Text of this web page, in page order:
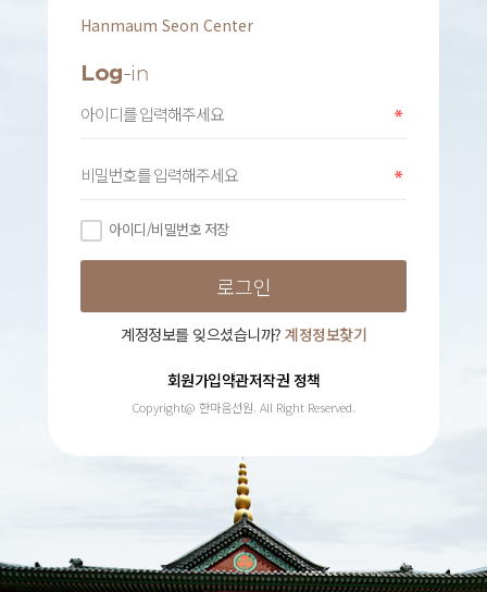
Hanmaum Seon Center
Log-in
아이디/비밀번호 저장
계정정보를 잊으셨습니까? 계정정보찾기
회원가입약관저작권 정책
Copyright@ 한마음선원. All Right Reserved.